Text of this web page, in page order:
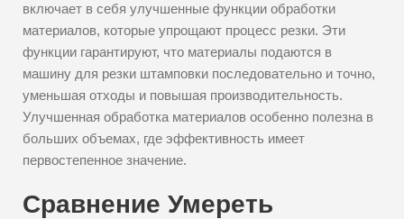
включает в себя улучшенные функции обработки
материалов, которые упрощают процесс резки. Эти
функции гарантируют, что материалы подаются в
машину для резки штамповки последовательно и точно,
уменьшая отходы и повышая производительность.
Улучшенная обработка материалов особенно полезна в
больших объемах, где эффективность имеет
первостепенное значение.
Сравнение Умереть